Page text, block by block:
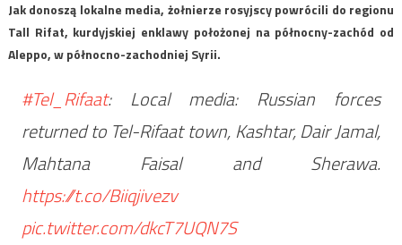
Jak donoszą lokalne media, żołnierze rosyjscy powrócili do regionu
Tall Rifat, kurdyjskiej enklawy położonej na północny-zachód od
Aleppo, w północno-zachodniej Syrii.
#Tel_Rifaat: Local media: Russian forces
returned to Tel-Rifaat town, Kashtar, Dair Jamal,
Mahtana Faisal and Sherawa.
https://t.co/Biiqjivezv
pic.twitter.com/dkcT7UQN7S